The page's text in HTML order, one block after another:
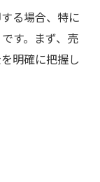
る場合、特に
す。まず、売
明確に把握し